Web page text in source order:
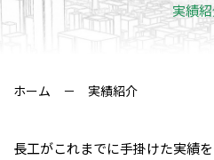
実績
ホーム － 実績紹介
長工がこれまでに手掛けた実績